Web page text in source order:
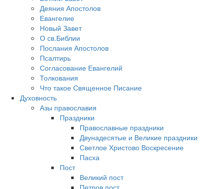
Деяния Апостолов
Евангелие
Новый Завет
О св.Библии
Послания Апостолов
Псалтирь
Согласование Евангелий
Толкования
Что такое Священное Писание
Духовность
Азы православия
Праздники
Православные праздники
Двунадесятые и Великие праздники
Светлое Христово Воскресение
Пасха
Пост
Великий пост